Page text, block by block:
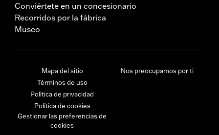
Conviértete en un concesionario
Recorridos por la fábrica
Museo
Mapa del sitio
Términos de uso
Política de privacidad
Política de cookies
Gestionar las preferencias de
cookies
Nos preocupamos por ti